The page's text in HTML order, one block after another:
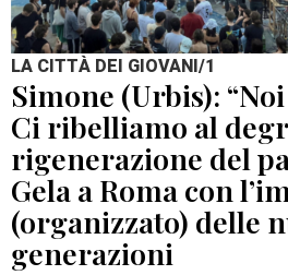
LA CITTÀ DEI GIOVANI/1
Simone (Urbis):
Ci ribelliamo al
rigenerazione del
Gela a Roma con
(organizzato) delle
generazioni